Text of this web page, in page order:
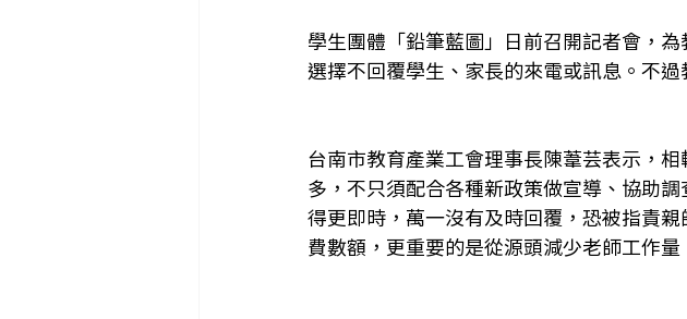
學生團體「鉛筆藍圖」日前召開記者會，
選擇不回覆學生、家長的來電或訊息。不
台南市教育產業工會理事長陳葦芸表示，
多，不只須配合各種新政策做宣導、協助
得更即時，萬一沒有及時回覆，恐被指責
費數額，更重要的是從源頭減少老師工作量